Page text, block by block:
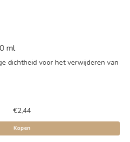
ml
dichtheid voor het verwijderen van
€2,44
Kopen